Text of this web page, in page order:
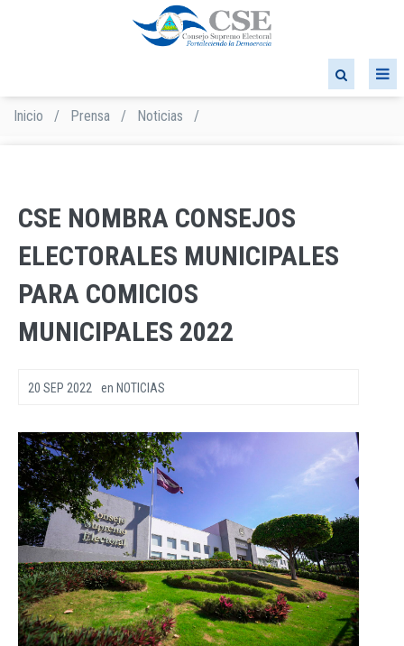
Sobrescribir
la
Inicio / Prensa / Noticias /
CSE NOMBRA CONSEJOS
ELECTORALES MUNICIPALES
PARA COMICIOS
MUNICIPALES 2022
20 SEP 2022 en NOTICIAS